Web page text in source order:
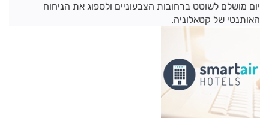
יום מושלם לשוטט ברחובות הצבעוניים ולספוג את הניחוח
האותנטי של קטאלוניה.